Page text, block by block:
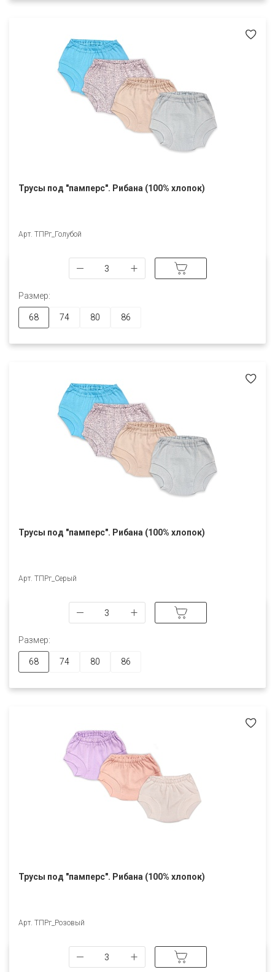
Трусы под "памперс". Рибана (100% хлопок)
Арт. ТПРг_Голубой
Размер:
68 74 80 86
Трусы под "памперс". Рибана (100% хлопок)
Арт. ТПРг_Серый
Размер:
68 74 80 86
Трусы под "памперс". Рибана (100% хлопок)
Арт. ТПРг_Розовый